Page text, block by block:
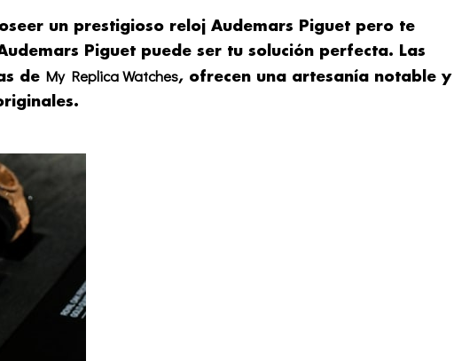
un prestigioso reloj Audemars Piguet pero te
Piguet puede ser tu solución perfecta. Las
de My Replica Watches, ofrecen una artesanía notable y